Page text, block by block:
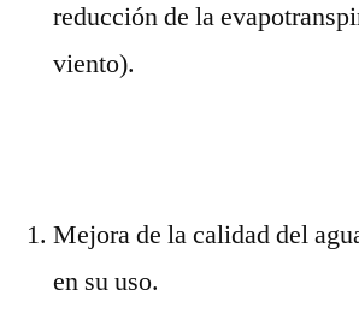
reducción de la
viento).
Mejora de la calidad del
en su uso.